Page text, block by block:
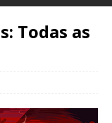
Todas as